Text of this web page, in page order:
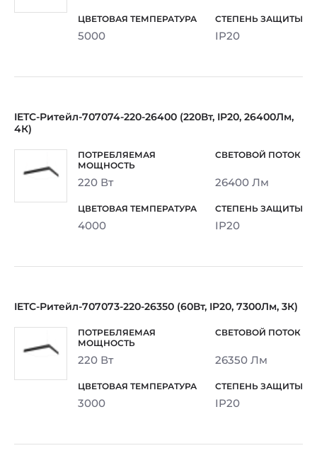
5000 IP20
IETC-Ритейл-707074-220-26400 (220Вт, IP20, 26400Лм,
4К)
220 Вт 26400 Лм
4000 IP20
IETC-Ритейл-707073-220-26350 (60Вт, IP20, 7300Лм, 3К)
220 Вт 26350 Лм
3000 IP20